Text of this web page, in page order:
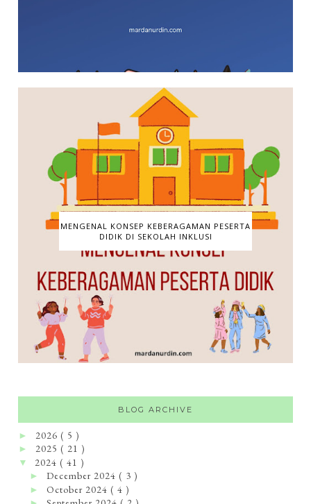
MENGENAL KONSEP KEBERAGAMAN PESERTA
DIDIK DI SEKOLAH INKLUSI
BLOG ARCHIVE
► 2026 ( 5 )
► 2025 ( 21 )
▼ 2024 ( 41 )
►December 2024( 3 )
►October 2024( 4 )